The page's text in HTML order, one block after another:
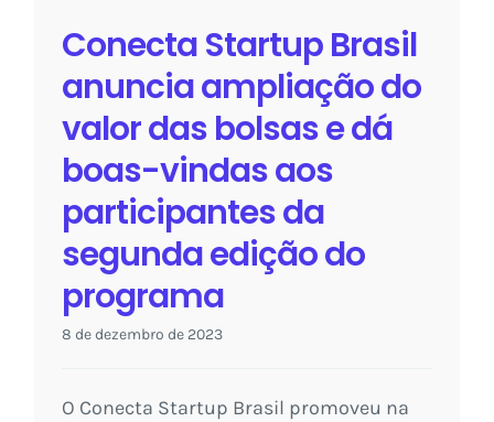
Conecta Startup Brasil
anuncia ampliação do
valor das bolsas e dá
boas-vindas aos
participantes da
segunda edição do
programa
8 de dezembro de 2023
O Conecta Startup Brasil promoveu na